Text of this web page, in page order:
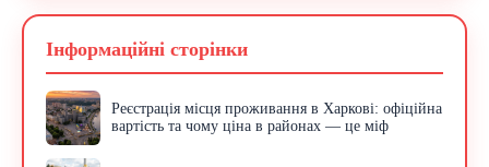
Інформаційні сторінки
Реєстрація місця проживання в Харкові: офіційна
вартість та чому ціна в районах — це міф